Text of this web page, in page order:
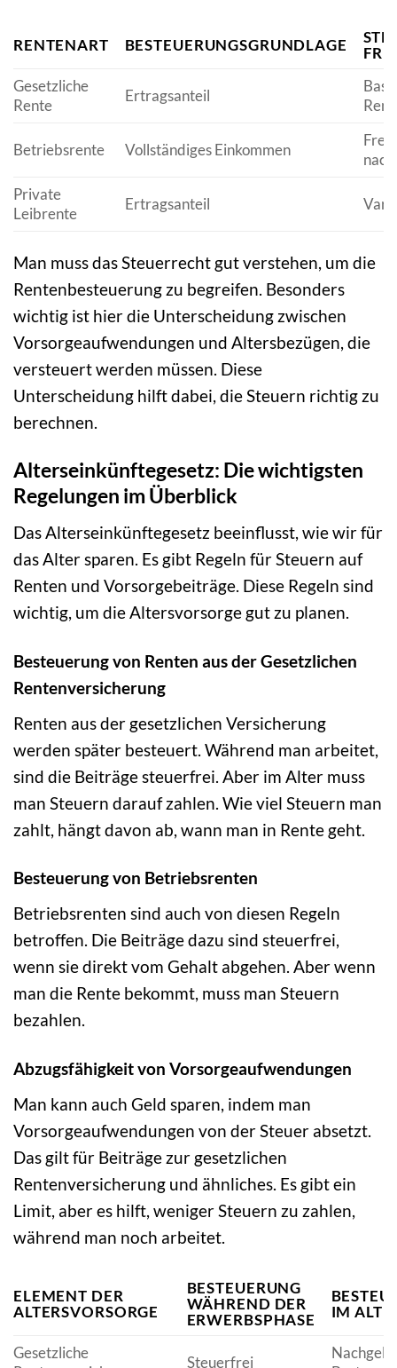
RENTENART BESTEUERUNGSGRUNDLAGE
Gesetzliche
Rente
Ertragsanteil
Betriebsrente Vollständiges Einkommen
Private
Leibrente
Ertragsanteil
Man muss das Steuerrecht gut verstehen, um die
Rentenbesteuerung zu begreifen. Besonders
wichtig ist hier die Unterscheidung zwischen
Vorsorgeaufwendungen und Altersbezügen, die
versteuert werden müssen. Diese
Unterscheidung hilft dabei, die Steuern richtig zu
berechnen.
Alterseinkünftegesetz: Die wichtigsten
Regelungen im Überblick
Das Alterseinkünftegesetz beeinflusst, wie wir für
das Alter sparen. Es gibt Regeln für Steuern auf
Renten und Vorsorgebeiträge. Diese Regeln sind
wichtig, um die Altersvorsorge gut zu planen.
Besteuerung von Renten aus der Gesetzlichen
Rentenversicherung
Renten aus der gesetzlichen Versicherung
werden später besteuert. Während man arbeitet,
sind die Beiträge steuerfrei. Aber im Alter muss
man Steuern darauf zahlen. Wie viel Steuern man
zahlt, hängt davon ab, wann man in Rente geht.
Besteuerung von Betriebsrenten
Betriebsrenten sind auch von diesen Regeln
betroffen. Die Beiträge dazu sind steuerfrei,
wenn sie direkt vom Gehalt abgehen. Aber wenn
man die Rente bekommt, muss man Steuern
bezahlen.
Abzugsfähigkeit von Vorsorgeaufwendungen
Man kann auch Geld sparen, indem man
Vorsorgeaufwendungen von der Steuer absetzt.
Das gilt für Beiträge zur gesetzlichen
Rentenversicherung und ähnliches. Es gibt ein
Limit, aber es hilft, weniger Steuern zu zahlen,
während man noch arbeitet.
ELEMENT DER
ALTERSVORSORGE
BESTEUERUNG
WÄHREND DER
ERWERBSPHASE
IM
Gesetzliche
Steuerfrei